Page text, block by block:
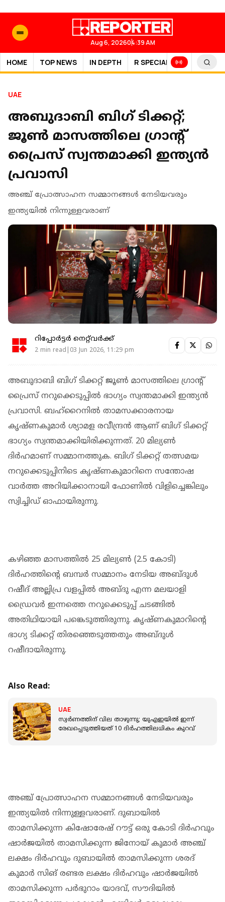
Aug 6, 202604:39 AM
HOME TOP NEWS IN DEPTH R SPECIAL SPORTS
UAE
അബുദാബി ബി​ഗ് ടിക്കറ്റ്;
ജൂൺ മാസത്തിലെ ​ഗ്രാന്റ്
പ്രൈസ് സ്വന്തമാക്കി ഇന്ത്യൻ
പ്രവാസി
അഞ്ച് പ്രോത്സാഹന സമ്മാനങ്ങൾ നേടിയവരും
ഇന്ത്യയിൽ നിന്നുള്ളവരാണ്
റിപ്പോർട്ടർ നെറ്റ്‌വര്‍ക്ക്‌
2 min read|03 Jun 2026, 11:29 pm
അബുദാബി ബി​ഗ് ടിക്കറ്റ് ജൂൺ മാസത്തിലെ ​ഗ്രാന്റ്
പ്രൈസ് നറുക്കെടുപ്പിൽ ഭാ​ഗ്യം സ്വന്തമാക്കി ഇന്ത്യൻ
പ്രവാസി. ബഹ്റൈനിൽ താമസക്കാരനായ
കൃഷ്ണകുമാർ ശ്യാമള രവീന്ദ്രൻ ആണ് ബി​ഗ് ടിക്കറ്റ്
ഭാ​ഗ്യം സ്വന്തമാക്കിയിരിക്കുന്നത്. 20 മില്യൺ
ദിർഹമാണ് സമ്മാനത്തുക. ബി​ഗ് ടിക്കറ്റ് തത്സമയ
നറുക്കെടുപ്പിനിടെ കൃഷ്ണകുമാറിനെ സന്തോഷ
വാർത്ത അറിയിക്കാനായി ഫോണിൽ വിളിച്ചെങ്കിലും
സ്വിച്ചിഡ് ഓഫായിരുന്നു.
കഴിഞ്ഞ മാസത്തിൽ 25 മില്യൺ (2.5 കോടി)
ദിർഹത്തിന്റെ ബമ്പർ സമ്മാനം നേടിയ അബ്ദുൾ
റഷീദ് അല്ലിപ്ര വളപ്പിൽ അബ്ദു എന്ന മലയാളി
ഡ്രൈവർ ഇന്നത്തെ നറുക്കെടുപ്പ് ചടങ്ങിൽ
അതിഥിയായി പങ്കെടുത്തിരുന്നു. കൃഷ്ണകുമാറിന്റെ
ഭാഗ്യ ടിക്കറ്റ് തിരഞ്ഞെടുത്തതും അബ്ദുൾ
റഷീദായിരുന്നു.
Also Read:
UAE
സ്വർണത്തിന് വില താഴുന്നു; യുഎഇയിൽ ഇന്ന്
രേഖപ്പെടുത്തിയത് 10 ദിർഹത്തിലധികം കുറവ്
അഞ്ച് പ്രോത്സാഹന സമ്മാനങ്ങൾ നേടിയവരും
ഇന്ത്യയിൽ നിന്നുള്ളവരാണ്. ദുബായിൽ
താമസിക്കുന്ന കിഷോരേഷ് റൗട്ട് ഒരു കോടി ദിർഹവും
ഷാർജയിൽ താമസിക്കുന്ന ജിനോയ് കുമാർ അഞ്ച്
ലക്ഷം ദിർഹവും ദുബായിൽ താമസിക്കുന്ന ശരദ്
കുമാർ സിങ് രണ്ടര ലക്ഷം ദിർഹവും ഷാർജയിൽ
താമസിക്കുന്ന പർഭുറാം യാദവ്, സൗദിയിൽ